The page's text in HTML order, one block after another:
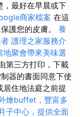
，最好在早晨或下
商家檔案 在這
護您的皮膚。 養
護理之家服務介
地聚會帶來美味選
第三方打印，下載
器的書面同意下使
居住地法庭之前提
燴buffet，豐富多
子中心，提供全面